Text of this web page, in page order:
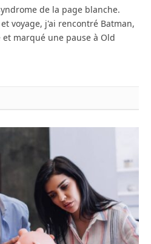
de la page blanche.
voyage, j'ai rencontré Batman,
et marqué une pause à Old